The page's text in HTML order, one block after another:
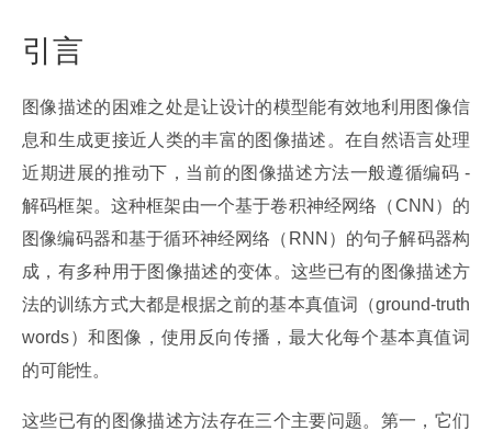
引言
图像描述的困难之处是让设计的模型能有效地利用图像信
息和生成更接近人类的丰富的图像描述。在自然语言处理
近期进展的推动下，当前的图像描述方法一般遵循编码 -
解码框架。这种框架由一个基于卷积神经网络（CNN）的
图像编码器和基于循环神经网络（RNN）的句子解码器构
成，有多种用于图像描述的变体。这些已有的图像描述方
法的训练方式大都是根据之前的基本真值词（ground-truth
words）和图像，使用反向传播，最大化每个基本真值词
的可能性。
这些已有的图像描述方法存在三个主要问题。第一，它们